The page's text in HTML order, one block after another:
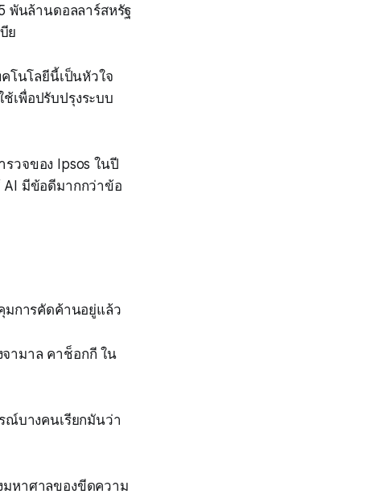
พันล้านดอลลาร์สหรัฐ
ย
โนโลยีนี้เป็นหัวใจ
เพื่อปรับปรุงระบบ
รวจของ Ipsos ในปี
AI มีข้อดีมากกว่าข้อ
มการคัดค้านอยู่แล้ว
ามาล คาช็อกกี ใน
ณ์บางคนเรียกมันว่า
มหาศาลของขีดความ